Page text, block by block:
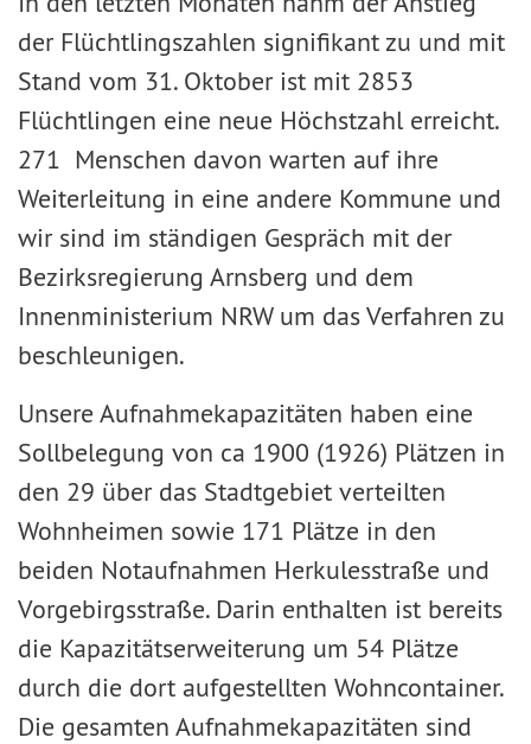
der Flüchtlingszahlen signifikant zu und mit
Stand vom 31. Oktober ist mit 2853
Flüchtlingen eine neue Höchstzahl erreicht.
271 Menschen davon warten auf ihre
Weiterleitung in eine andere Kommune und
wir sind im ständigen Gespräch mit der
Bezirksregierung Arnsberg und dem
Innenministerium NRW um das Verfahren zu
beschleunigen.
Unsere Aufnahmekapazitäten haben eine
Sollbelegung von ca 1900 (1926) Plätzen in
den 29 über das Stadtgebiet verteilten
Wohnheimen sowie 171 Plätze in den
beiden Notaufnahmen Herkulesstraße und
Vorgebirgsstraße. Darin enthalten ist bereits
die Kapazitätserweiterung um 54 Plätze
durch die dort aufgestellten Wohncontainer.
Die gesamten Aufnahmekapazitäten sind